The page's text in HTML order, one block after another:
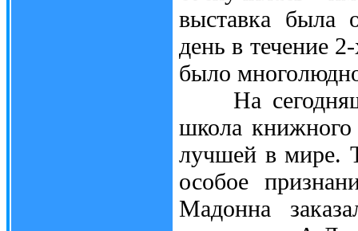
выставка была
день в течение
было
На
школа книжного
лучшей в мире.
особое
Мадонна